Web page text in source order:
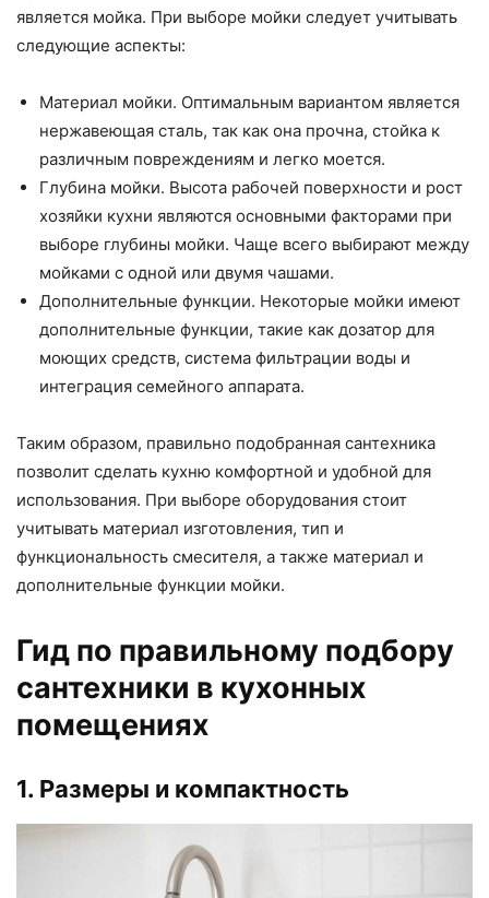
является мойка. При выборе мойки следует учитывать
следующие аспекты:
Материал мойки. Оптимальным вариантом является
нержавеющая сталь, так как она прочна, стойка к
различным повреждениям и легко моется.
Глубина мойки. Высота рабочей поверхности и рост
хозяйки кухни являются основными факторами при
выборе глубины мойки. Чаще всего выбирают между
мойками с одной или двумя чашами.
Дополнительные функции. Некоторые мойки имеют
дополнительные функции, такие как дозатор для
моющих средств, система фильтрации воды и
интеграция семейного аппарата.
Таким образом, правильно подобранная сантехника
позволит сделать кухню комфортной и удобной для
использования. При выборе оборудования стоит
учитывать материал изготовления, тип и
функциональность смесителя, а также материал и
дополнительные функции мойки.
Гид по правильному подбору
сантехники в кухонных
помещениях
1. Размеры и компактность